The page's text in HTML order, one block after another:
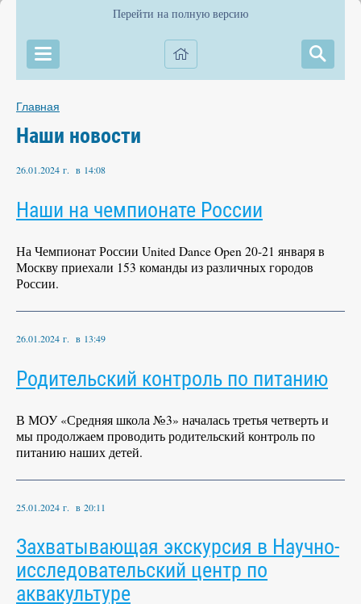
Перейти на полную версию
Главная
Наши новости
26.01.2024 г. в 14:08
Наши на чемпионате России
На Чемпионат России United Dance Open 20-21 января в
Москву приехали 153 команды из различных городов
России.
26.01.2024 г. в 13:49
Родительский контроль по питанию
В МОУ «Средняя школа №3» началась третья четверть и
мы продолжаем проводить родительский контроль по
питанию наших детей.
25.01.2024 г. в 20:11
Захватывающая экскурсия в Научно-
исследовательский центр по
аквакультуре